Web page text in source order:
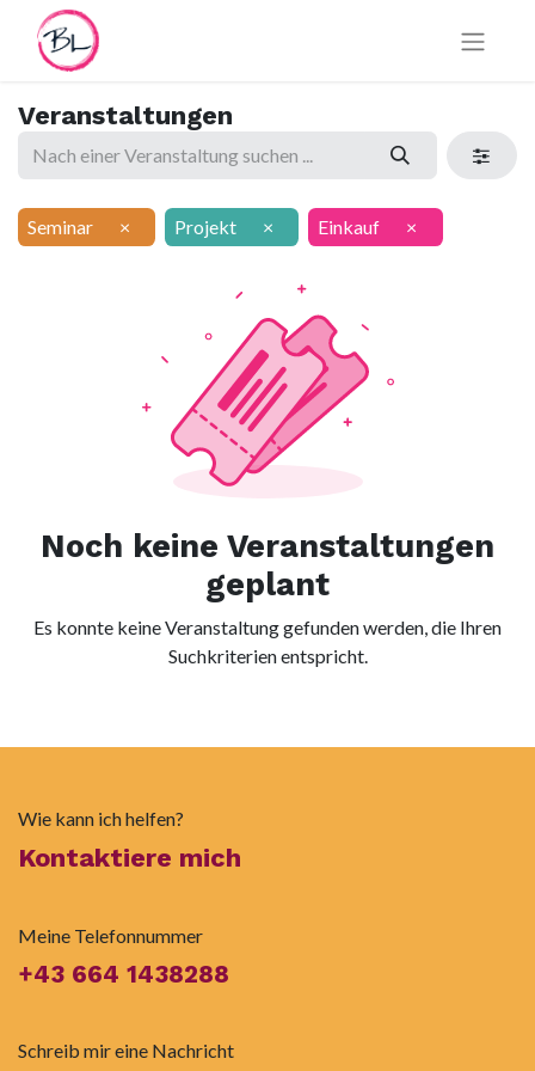
Veranstaltungen
Seminar × Projekt × Einkauf ×
Noch keine Veranstaltungen
geplant
Es konnte keine Veranstaltung gefunden werden, die Ihren
Suchkriterien entspricht.
Wie kann ich helfen?
Kontaktiere mich
Meine Telefonnummer
+43 664 1438288
Schreib mir eine Nachricht